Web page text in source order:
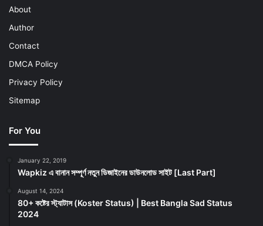
About
Author
Contact
DMCA Policy
Privacy Policy
Sitemap
For You
January 22, 2019
Wapkiz এ বানান সম্পূর্ণ নতুন ডিজাইনের ডাউনলোড সাইট [Last Part]
August 14, 2024
80+ কষ্টের স্ট্যাটাস (Koster Status) | Best Bangla Sad Status
2024